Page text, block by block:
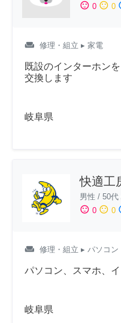
sentiment_satisfied 0 sentiment_neutral 0
weekend 修理・組立 ▸ 家電
既設のインターホン
交換します
岐阜県
快適工
男性 / 50代
sentiment_satisfied 0 sentiment_neutral 0
weekend 修理・組立 ▸ パソコン
パソコン、スマホ、
岐阜県